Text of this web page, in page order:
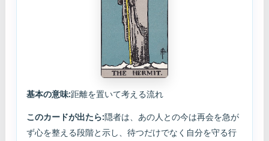
基本の意味:距離を置いて考える流れ
このカードが出たら:隠者は、あの人との今は再会を急が
ず心を整える段階と示し、待つだけでなく自分を守る行